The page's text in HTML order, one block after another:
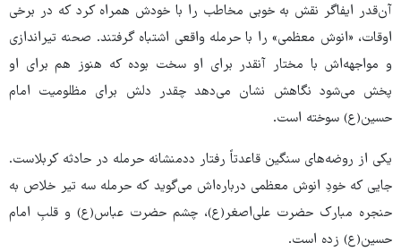
آن‌قدر ایفاگر نقش به خوبی مخاطب را با خودش همراه کرد که در برخی
اوقات، «انوش معظمی» را با حرمله واقعی اشتباه گرفتند. صحنه تیراندازی
و مواجهه‌اش با مختار آنقدر برای او سخت بوده که هنوز هم برای او
پخش می‌شود نگاهش نشان می‌دهد چقدر دلش برای مظلومیت امام
حسین(ع) سوخته است.
یکی از روضه‌های سنگین قاعدتاً رفتار ددمنشانه حرمله در حادثه کربلاست.
جایی که خودِ انوش معظمی درباره‌اش می‌گوید که حرمله سه تیر خلاص به
حنجره مبارک حضرت علی‌اصغر(ع)، چشم حضرت عباس(ع) و قلبِ امام
حسین(ع) زده است.